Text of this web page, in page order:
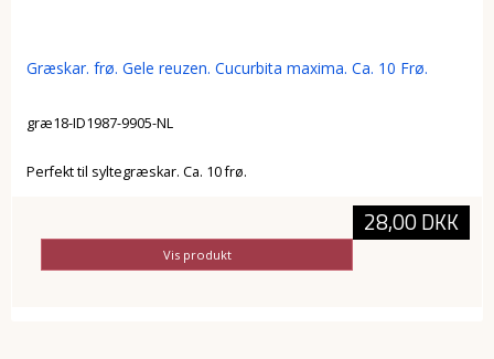
Græskar. frø. Gele reuzen. Cucurbita maxima. Ca. 10 Frø.
græ18-ID1987-9905-NL
Perfekt til syltegræskar. Ca. 10 frø.
28,00 DKK
Vis produkt